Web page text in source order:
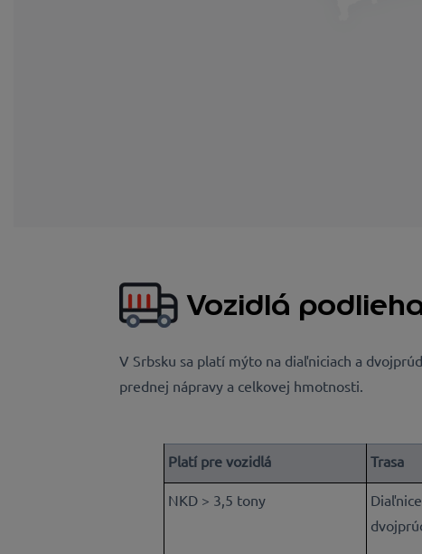
Vozidlá
V Srbsku sa platí mýto na diaľniciach a
prednej nápravy a celkovej hmotnosti.
Platí pre vozidlá Trasa
NKD > 3,5 tony